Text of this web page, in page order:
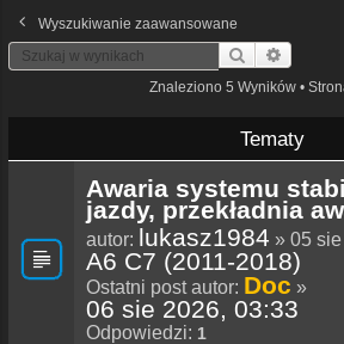
Wyszukiwanie zaawansowane
Szukaj
Znaleziono 5 Wyników •
Tematy
Awaria systemu
jazdy, przekładnia
autor: lukasz1984 » 05
A6 C7 (2011-2018)
Ostatni post autor: Doc »
06 sie 2026, 03:33
Odpowiedzi: 1